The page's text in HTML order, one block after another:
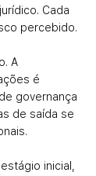
Cada
percebido.
A
é
governança
de saída se
inicial,